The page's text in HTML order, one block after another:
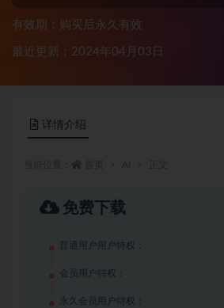
有效期：购买后永久有效
最近更新：2024年04月03日
详情介绍
免费下载
普通用户用户特权：
会员用户特权：
永久会员用户特权：